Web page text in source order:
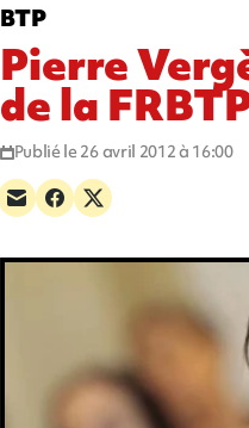
BTP
Pierre
de la
Publié le 26 avril 2012 à 16:00